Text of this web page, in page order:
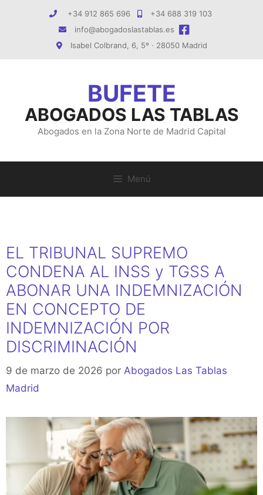
+34 912 865 696
+34 688 319 103
info@abogadoslastablas.es
Isabel Colbrand, 6, 5º · 28050 Madrid
ABOGADOS LAS TABLAS
Abogados en la Zona Norte de Madrid Capital
Menú
EL TRIBUNAL SUPREMO
CONDENA AL INSS y TGSS A
ABONAR UNA INDEMNIZACIÓN
EN CONCEPTO DE
INDEMNIZACIÓN POR
DISCRIMINACIÓN
9 de marzo de 2026 por Abogados Las Tablas
Madrid